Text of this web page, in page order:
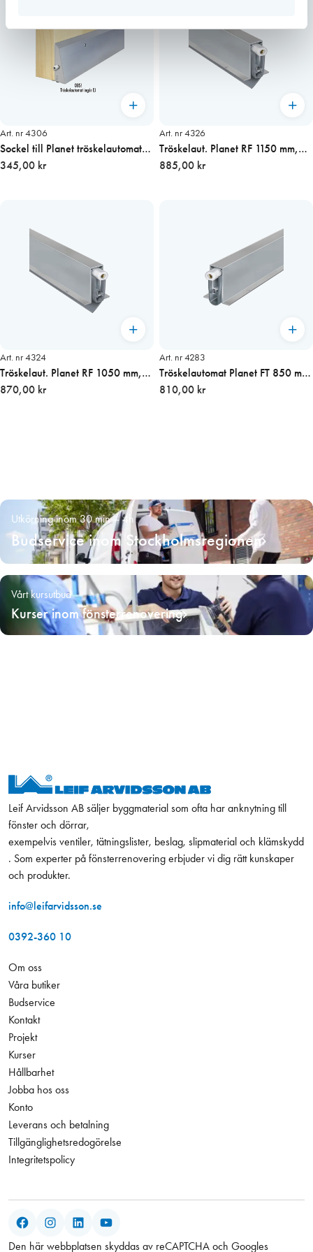
Art. nr 4306
Sockel till Planet tröskelautomat
FT och RF 950 mm
345,00 kr
Art. nr 4326
Tröskelaut. Planet RF 1150 mm,
ojämna golv HÖGER
885,00 kr
Art. nr 4324
Tröskelaut. Planet RF 1050 mm,
ojämna golv HÖGER
870,00 kr
Art. nr 4283
Tröskelautomat Planet FT 850 mm,
48 dB
810,00 kr
Utkörning inom 30 min – 4h
Budservice inom Stockholmsregionen
Vårt kursutbud
Kurser inom fönsterrenovering
Leif Arvidsson AB säljer byggmaterial som ofta har anknytning till
fönster och dörrar,
exempelvis ventiler, tätningslister, beslag, slipmaterial och klämskydd
. Som experter på fönsterrenovering erbjuder vi dig rätt kunskaper
och produkter.
info@leifarvidsson.se
0392-360 10
Om oss
Våra butiker
Budservice
Kontakt
Projekt
Kurser
Hållbarhet
Jobba hos oss
Konto
Leverans och betalning
Tillgänglighetsredogörelse
Integritetspolicy
Facebook
Instagram
LinkedIn
Den här webbplatsen skyddas av reCAPTCHA och Googles